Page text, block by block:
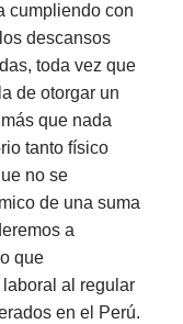
cumpliendo con
descansos
toda vez que
de otorgar un
que nada
tanto físico
no se
de una suma
a
que
al regular
en el Perú.